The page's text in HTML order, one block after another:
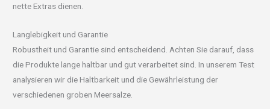
nette Extras dienen.
Langlebigkeit und Garantie
Robustheit und Garantie sind entscheidend. Achten Sie darauf, dass
die Produkte lange haltbar und gut verarbeitet sind. In unserem Test
analysieren wir die Haltbarkeit und die Gewährleistung der
verschiedenen groben Meersalze.